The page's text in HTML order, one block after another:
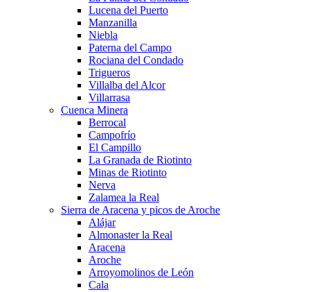
Lucena del Puerto
Manzanilla
Niebla
Paterna del Campo
Rociana del Condado
Trigueros
Villalba del Alcor
Villarrasa
Cuenca Minera
Berrocal
Campofrío
El Campillo
La Granada de Riotinto
Minas de Riotinto
Nerva
Zalamea la Real
Sierra de Aracena y picos de Aroche
Alájar
Almonaster la Real
Aracena
Aroche
Arroyomolinos de León
Cala